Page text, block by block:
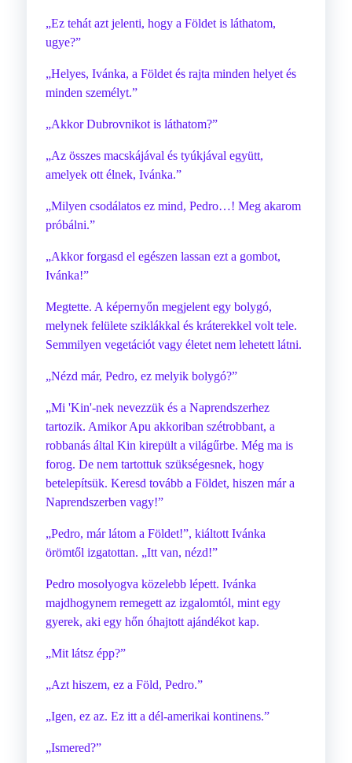
„Ez tehát azt jelenti, hogy a Földet is láthatom,
ugye?”
„Helyes, Ivánka, a Földet és rajta minden helyet és
minden személyt.”
„Akkor Dubrovnikot is láthatom?”
„Az összes macskájával és tyúkjával együtt,
amelyek ott élnek, Ivánka.”
„Milyen csodálatos ez mind, Pedro…! Meg akarom
próbálni.”
„Akkor forgasd el egészen lassan ezt a gombot,
Ivánka!”
Megtette. A képernyőn megjelent egy bolygó,
melynek felülete sziklákkal és kráterekkel volt tele.
Semmilyen vegetációt vagy életet nem lehetett látni.
„Nézd már, Pedro, ez melyik bolygó?”
„Mi 'Kin'-nek nevezzük és a Naprendszerhez
tartozik. Amikor Apu akkoriban szétrobbant, a
robbanás által Kin kirepült a világűrbe. Még ma is
forog. De nem tartottuk szükségesnek, hogy
betelepítsük. Keresd tovább a Földet, hiszen már a
Naprendszerben vagy!”
„Pedro, már látom a Földet!”, kiáltott Ivánka
örömtől izgatottan. „Itt van, nézd!”
Pedro mosolyogva közelebb lépett. Ivánka
majdhogynem remegett az izgalomtól, mint egy
gyerek, aki egy hőn óhajtott ajándékot kap.
„Mit látsz épp?”
„Azt hiszem, ez a Föld, Pedro.”
„Igen, ez az. Ez itt a dél-amerikai kontinens.”
„Ismered?”